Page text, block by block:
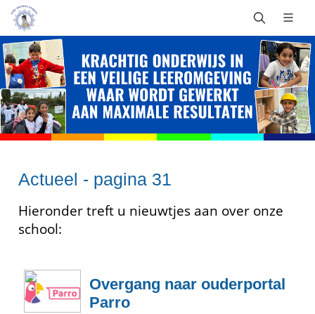
Actueel - pagina 31
Hieronder treft u nieuwtjes aan over onze
school:
Overgang naar ouderportal
Parro